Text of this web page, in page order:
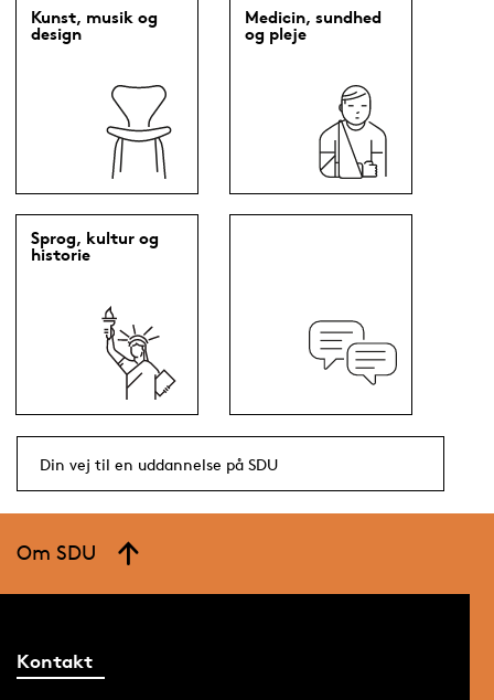
Kunst, musik og
design
Medicin, sundhed
og pleje
Sprog, kultur og
historie
Din vej til en uddannelse på SDU
Om SDU
Kontakt